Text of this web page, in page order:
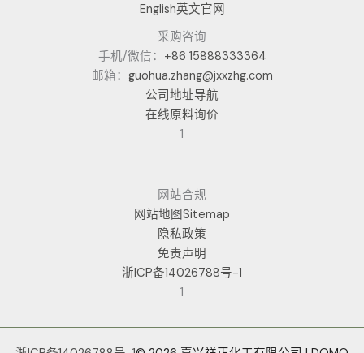
English英文官网
采购咨询
手机/微信： +86 15888333364
邮箱： guohua.zhang@jxxzhg.com
公司地址导航
在线原料询价
1
网站合规
网站地图Sitemap
隐私政策
免责声明
浙ICP备14026788号-1
1